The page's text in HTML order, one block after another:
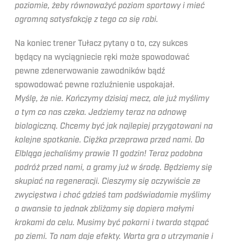
poziomie, żeby równoważyć poziom sportowy i mieć
ogromną satysfakcję z tego co się robi.
Na koniec trener Tułacz pytany o to, czy sukces
będący na wyciągniecie ręki może spowodować
pewne zdenerwowanie zawodników bądź
spowodować pewne rozluźnienie uspokajał.
Myślę, że nie. Kończymy dzisiaj mecz, ale już myślimy
o tym co nas czeka. Jedziemy teraz na odnowę
biologiczną. Chcemy być jak najlepiej przygotowani na
kolejne spotkanie. Ciężka przeprawa przed nami. Do
Elbląga jechaliśmy prawie 11 godzin! Teraz podobna
podróż przed nami, a gramy już w środę. Będziemy się
skupiać na regeneracji. Cieszymy się oczywiście ze
zwycięstwa i choć gdzieś tam podświadomie myślimy
o awansie to jednak zbliżamy się dopiero małymi
krokami do celu. Musimy być pokorni i twardo stąpać
po ziemi. To nam daje efekty. Warta gra o utrzymanie i